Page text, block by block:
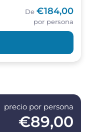
De €184,00
por persona
precio por persona
€89,00